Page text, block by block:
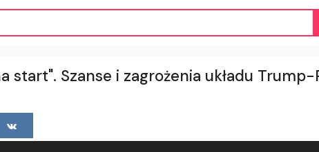
start". Szanse i zagrożenia układu